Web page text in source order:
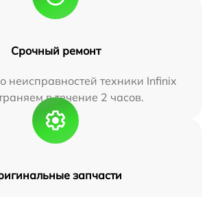
Срочный ремонт
неисправностей техники Infinix
в течение 2 часов.
запчасти